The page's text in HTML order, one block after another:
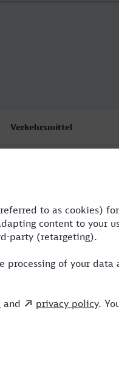
Verkehrsmittel
R,RE,ICE,NX